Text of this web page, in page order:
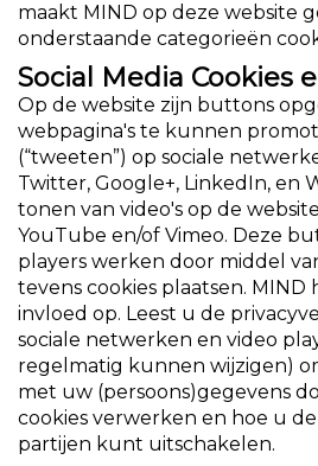
maakt MIND op deze website
onderstaande categorieën
Social Media Cookies
Op de website zijn buttons
webpagina's te kunnen
(“tweeten”) op sociale
Twitter, Google+, LinkedIn, en
tonen van video's op de
YouTube en/of Vimeo. Deze
players werken door middel
tevens cookies plaatsen. MIND
invloed op. Leest u de
sociale netwerken en video
regelmatig kunnen wijzigen)
met uw (persoons)gegevens
cookies verwerken en hoe u
partijen kunt uitschakelen.